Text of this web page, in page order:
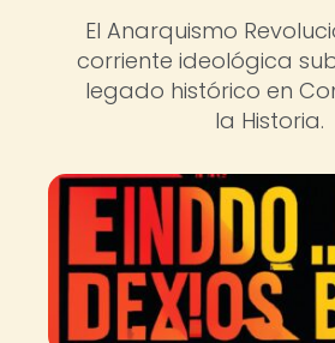
El Anarquismo
corriente ideológica
legado histórico en
la Historia.